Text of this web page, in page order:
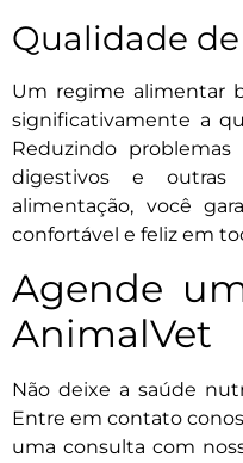
Qualidade
Um regime alimentar
significativamente a
Reduzindo
digestivos e outras
alimentação, você
confortável e feliz em
Agende
AnimalVet
Não deixe a saúde
Entre em contato
uma consulta com